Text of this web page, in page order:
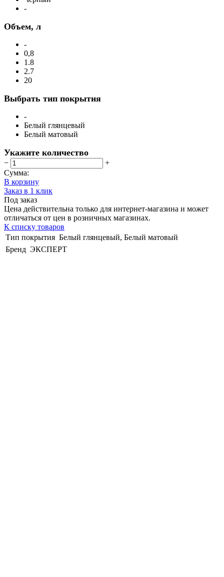
-
Объем, л
-
0,8
1.8
2.7
20
Выбрать тип покрытия
-
Белый глянцевый
Белый матовый
Укажите количество
−
+
Сумма:
В корзину
Заказ в 1 клик
Под заказ
Цена действительна только для интернет-магазина и может
отличаться от цен в розничных магазинах.
К списку товаров
Тип покрытия Белый глянцевый, Белый матовый
Бренд ЭКСПЕРТ